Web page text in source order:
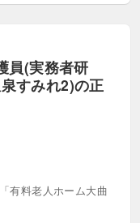
員(実務者研
すみれ2)の正
有料老人ホーム大曲